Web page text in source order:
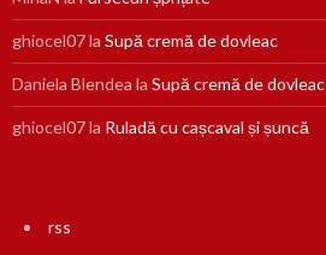
ghiocel07la Supă cremă de dovleac
Daniela Blendea la Supă cremă de dovleac
ghiocel07la Ruladă cu cașcaval și șuncă
rss